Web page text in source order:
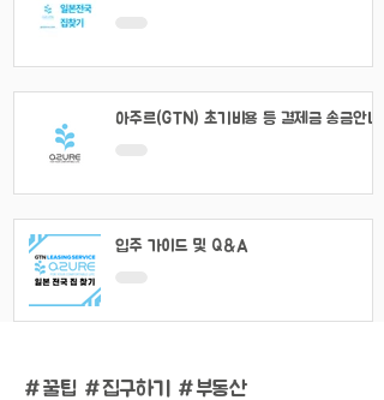
아주르(GTN) 초기비용 등 결제금 송금안내
입주 가이드 및 Q&A
#꿀팁 #집구하기 #부동산